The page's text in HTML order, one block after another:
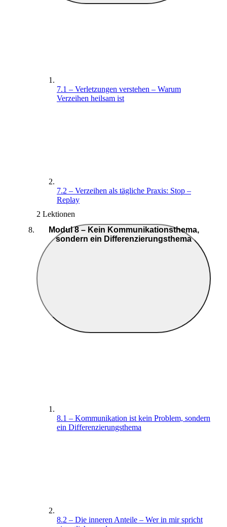
7.1 – Verletzungen verstehen – Warum
Verzeihen heilsam ist
7.2 – Verzeihen als tägliche Praxis: Stop –
Replay
2 Lektionen
Modul 8 – Kein Kommunikationsthema,
sondern ein Differenzierungsthema
8.1 – Kommunikation ist kein Problem, sondern
ein Differenzierungsthema
8.2 – Die inneren Anteile – Wer in mir spricht